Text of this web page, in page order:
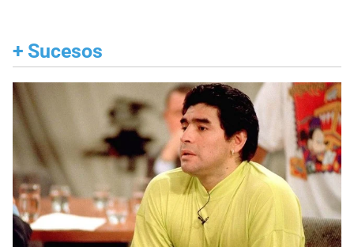
+ Sucesos